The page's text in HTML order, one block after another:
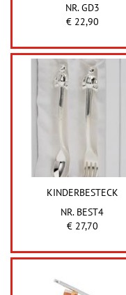
NR. GD3
€ 22,90
KINDERBESTECK
NR. BEST4
€ 27,70